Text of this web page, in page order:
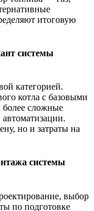
итоговую
системы
категорией.
котла с базовыми
более сложные
но и затраты на
системы
выбор
по подготовке